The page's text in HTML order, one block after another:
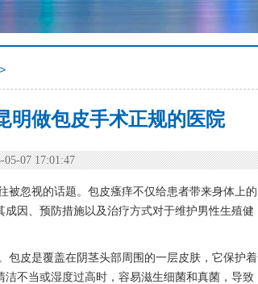
>
明做包皮手术正规的医院
05-07 17:01:47
被忽视的话题。包皮瘙痒不仅给患者带来身体上的
因、预防措施以及治疗方式对于维护男性生殖健
包皮是覆盖在阴茎头部周围的一层皮肤，它保护着
不当或湿度过高时，容易滋生细菌和真菌，导致